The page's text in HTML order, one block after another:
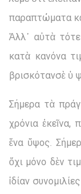
παραπτώματα
Ἀλλ᾽ αὐτὰ τότε
κατὰ κανόνα
βρισκότανσὲ ὑ
Σήμερα τὰ
χρόνια ἐκεῖνα,
ἕνα ὕψος.
ὄχι μόνο δὲν
ἰδίαν